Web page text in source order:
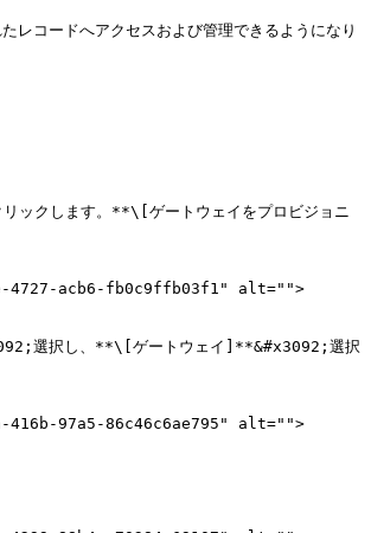
コードへアクセスおよび管理できるようになり
ックします。**\[ゲートウェイをプロビジョニ
4727-acb6-fb0c9ffb03f1" alt="">
選択し、**\[ゲートウェイ]**&#x3092;選択
416b-97a5-86c46c6ae795" alt="">